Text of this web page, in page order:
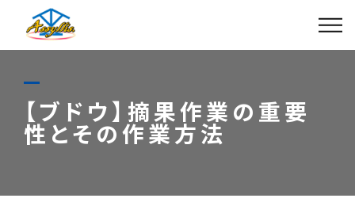
【ブドウ】摘果作業の重要
性とその作業方法
VR-Garden
アッシーリス ショップ
アッシーリスブランドページ